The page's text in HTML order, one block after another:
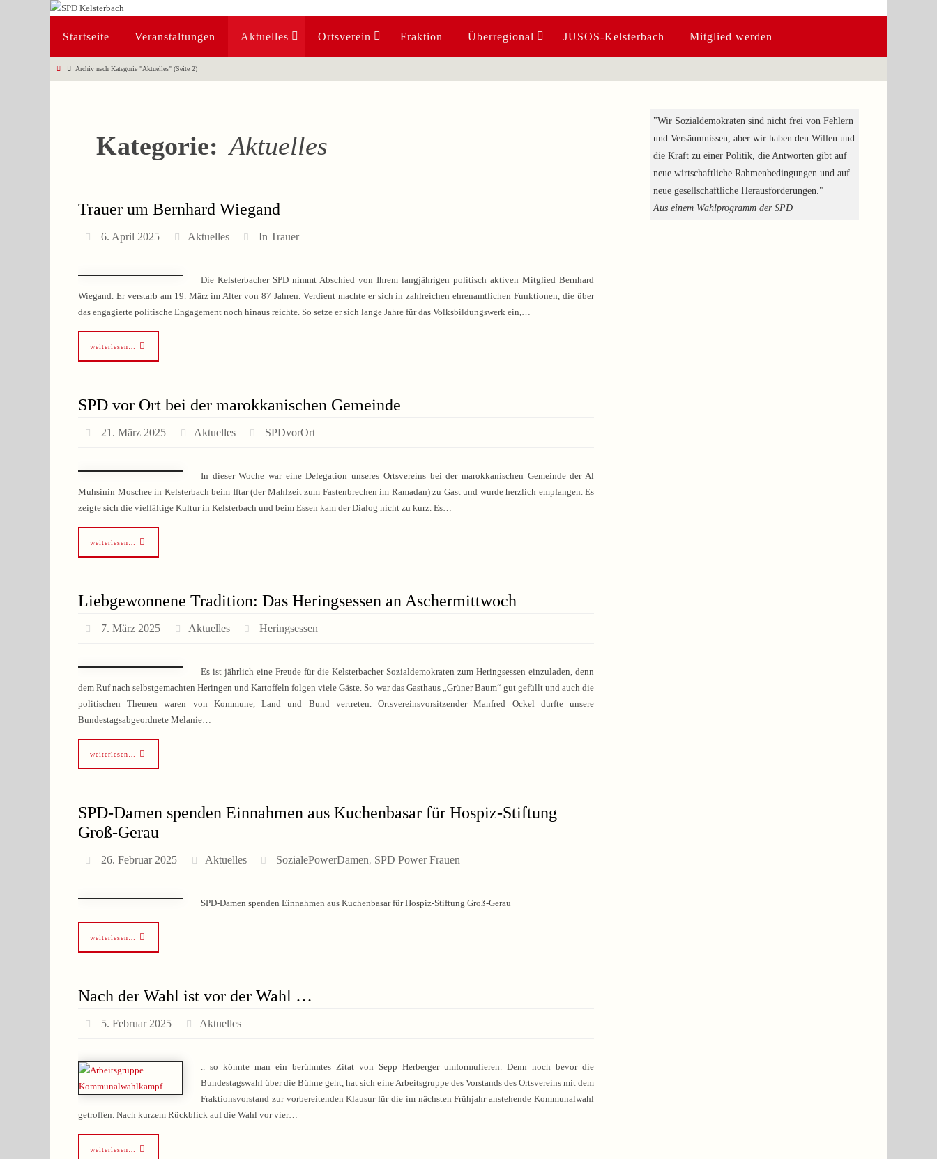
Inhalt
springen
Startseite Veranstaltungen Aktuelles Ortsverein Fraktion Überregional JUSOS-Kelsterbach Mitglied werden
StartArchiv nach Kategorie "Aktuelles" (Seite 2)
Kategorie: Aktuelles
Trauer um Bernhard Wiegand
6. April 2025 Aktuelles In Trauer
Die Kelsterbacher SPD nimmt Abschied von Ihrem langjährigen politisch aktiven Mitglied Bernhard
Wiegand. Er verstarb am 19. März im Alter von 87 Jahren. Verdient machte er sich in zahlreichen ehrenamtlichen Funktionen, die über
das engagierte politische Engagement noch hinaus reichte. So setze er sich lange Jahre für das Volksbildungswerk ein,…
weiterlesen…
SPD vor Ort bei der marokkanischen Gemeinde
21. März 2025 Aktuelles SPDvorOrt
In dieser Woche war eine Delegation unseres Ortsvereins bei der marokkanischen Gemeinde der Al
Muhsinin Moschee in Kelsterbach beim Iftar (der Mahlzeit zum Fastenbrechen im Ramadan) zu Gast und wurde herzlich empfangen. Es
zeigte sich die vielfältige Kultur in Kelsterbach und beim Essen kam der Dialog nicht zu kurz. Es…
weiterlesen…
Liebgewonnene Tradition: Das Heringsessen an Aschermittwoch
7. März 2025 Aktuelles Heringsessen
Es ist jährlich eine Freude für die Kelsterbacher Sozialdemokraten zum Heringsessen einzuladen, denn
dem Ruf nach selbstgemachten Heringen und Kartoffeln folgen viele Gäste. So war das Gasthaus „Grüner Baum“ gut gefüllt und auch die
politischen Themen waren von Kommune, Land und Bund vertreten. Ortsvereinsvorsitzender Manfred Ockel durfte unsere
Bundestagsabgeordnete Melanie…
weiterlesen…
SPD-Damen spenden Einnahmen aus Kuchenbasar für Hospiz-Stiftung
Groß-Gerau
26. Februar 2025 Aktuelles SozialePowerDamen, SPD Power Frauen
SPD-Damen spenden Einnahmen aus Kuchenbasar für Hospiz-Stiftung Groß-Gerau
weiterlesen…
Nach der Wahl ist vor der Wahl …
5. Februar 2025 Aktuelles
.. so könnte man ein berühmtes Zitat von Sepp Herberger umformulieren. Denn noch bevor die
Bundestagswahl über die Bühne geht, hat sich eine Arbeitsgruppe des Vorstands des Ortsvereins mit dem
Fraktionsvorstand zur vorbereitenden Klausur für die im nächsten Frühjahr anstehende Kommunalwahl
getroffen. Nach kurzem Rückblick auf die Wahl vor vier…
weiterlesen…
"Wir Sozialdemokraten sind nicht frei von Fehlern
und Versäumnissen, aber wir haben den Willen und
die Kraft zu einer Politik, die Antworten gibt auf
neue wirtschaftliche Rahmenbedingungen und auf
neue gesellschaftliche Herausforderungen."
Aus einem Wahlprogramm der SPD